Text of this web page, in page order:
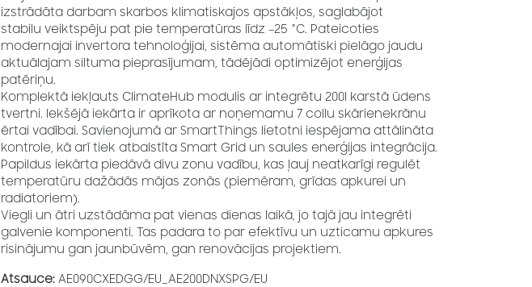
izstrādāta darbam skarbos klimatiskajos apstākļos, saglabājot
stabilu veiktspēju pat pie temperatūras līdz –25 °C. Pateicoties
modernajai invertora tehnoloģijai, sistēma automātiski pielāgo jaudu
aktuālajam siltuma pieprasījumam, tādējādi optimizējot enerģijas
patēriņu.
Komplektā iekļauts ClimateHub modulis ar integrētu 200l karstā ūdens
tvertni. Iekšējā iekārta ir aprīkota ar noņemamu 7 collu skārienekrānu
ērtai vadībai. Savienojumā ar SmartThings lietotni iespējama attālināta
kontrole, kā arī tiek atbalstīta Smart Grid un saules enerģijas integrācija.
Papildus iekārta piedāvā divu zonu vadību, kas ļauj neatkarīgi regulēt
temperatūru dažādās mājas zonās (piemēram, grīdas apkurei un
radiatoriem).
Viegli un ātri uzstādāma pat vienas dienas laikā, jo tajā jau integrēti
galvenie komponenti. Tas padara to par efektīvu un uzticamu apkures
risinājumu gan jaunbūvēm, gan renovācijas projektiem.
Atsauce: AE090CXEDGG/EU_AE200DNXSPG/EU